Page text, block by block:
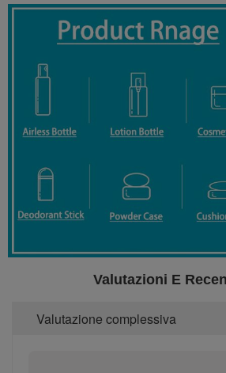
Valutazioni E
Valutazione complessiva